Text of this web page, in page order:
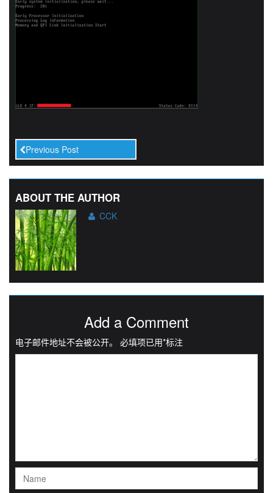
Previous Post
ABOUT THE AUTHOR
CCK
Add a Comment
电子邮件地址不会被公开。 必填项已用*标注